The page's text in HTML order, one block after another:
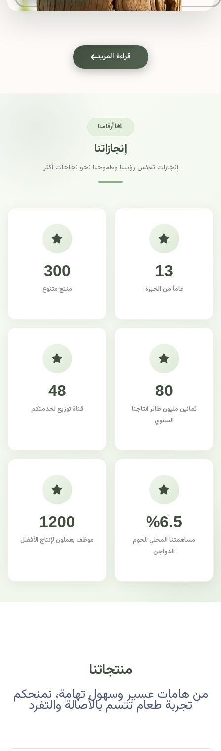
قراءة المزيد
أرقامنا
إنجازاتنا
إنجازات تعكس رؤيتنا وطموحنا نحو نجاحات أكثر
13
عاماً من الخبرة
300
منتج متنوع
80
ثمانين مليون طائر انتاجنا
السنوي
48
قناة توزيع لخدمتكم
%6.5
مساهمتنا المحلي للحوم
الدواجن
1200
موظف يعملون لإنتاج الأفضل
منتجاتنا
من هامات عسير وسهول تهامة، نمنحكم
تجربة طعام تتسم بالأصالة والتفرد